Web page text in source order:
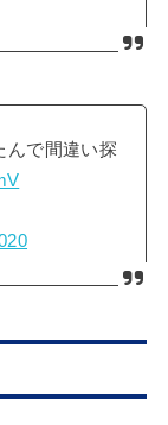
んで間違い探